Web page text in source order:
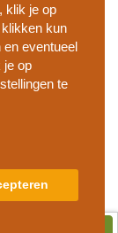
klik je op
kun
en eventueel
je op
te